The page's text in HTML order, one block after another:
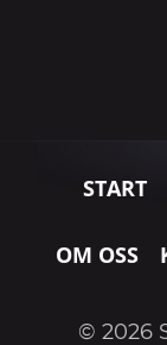
START
OM OSS
© 2026